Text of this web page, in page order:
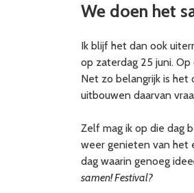
We doen het
Ik blijf het dan ook
op zaterdag 25 juni.
Net zo belangrijk is
uitbouwen daarvan
Zelf mag ik op die dag
weer genieten van het
dag waarin genoeg
samen! Festival?